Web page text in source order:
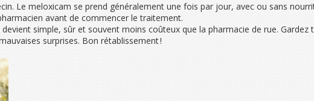
Le meloxicam se prend généralement une fois par jour, avec ou sans
avant de commencer le traitement.
simple, sûr et souvent moins coûteux que la pharmacie de rue.
surprises. Bon rétablissement !